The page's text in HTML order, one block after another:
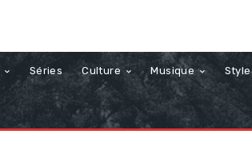
Séries Culture Musique Style